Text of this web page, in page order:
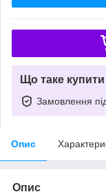
Що таке
Замовлення
Опис
Опис